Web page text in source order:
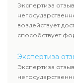
Экспертиза
воздействует
способствует
Экспертиза
Экспертиза